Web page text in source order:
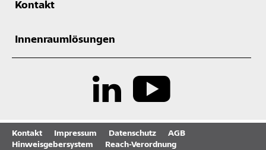
Kontakt
Innenraumlösungen
Kontakt Impressum Datenschutz
AGB
Hinweisgebersystem
Reach-Verordnung